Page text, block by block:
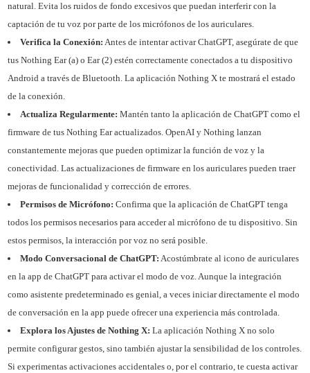
natural. Evita los ruidos de fondo excesivos que puedan interferir con la
captación de tu voz por parte de los micrófonos de los auriculares.
Verifica la Conexión: Antes de intentar activar ChatGPT, asegúrate de que
tus Nothing Ear (a) o Ear (2) estén correctamente conectados a tu dispositivo
Android a través de Bluetooth. La aplicación Nothing X te mostrará el estado
de la conexión.
Actualiza Regularmente: Mantén tanto la aplicación de ChatGPT como el
firmware de tus Nothing Ear actualizados. OpenAI y Nothing lanzan
constantemente mejoras que pueden optimizar la función de voz y la
conectividad. Las actualizaciones de firmware en los auriculares pueden traer
mejoras de funcionalidad y corrección de errores.
Permisos de Micrófono: Confirma que la aplicación de ChatGPT tenga
todos los permisos necesarios para acceder al micrófono de tu dispositivo. Sin
estos permisos, la interacción por voz no será posible.
Modo Conversacional de ChatGPT: Acostúmbrate al icono de auriculares
en la app de ChatGPT para activar el modo de voz. Aunque la integración
como asistente predeterminado es genial, a veces iniciar directamente el modo
de conversación en la app puede ofrecer una experiencia más controlada.
Explora los Ajustes de Nothing X: La aplicación Nothing X no solo
permite configurar gestos, sino también ajustar la sensibilidad de los controles.
Si experimentas activaciones accidentales o, por el contrario, te cuesta activar